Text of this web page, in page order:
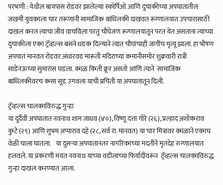
परभणी : येथील बायपास रोडवर झालेल्या स्कॉर्पिओ आणि दुचाकीच्या अपघातातील
जखमी युवकाला चार तरूणांनी सामाजिक बांधिलकी दाखवत रूग्णालयात उपचारासाठी
दाखल करत त्याचा जीव वाचविला परंतु चौघेजण रूग्णालयातून परत येत असताना त्यांच्या
दुचाकीला एका ट्रॅव्हल्स बसने धडक दिल्याने त्यात चौघांचाही जागीच मृत्यू झाला. हा भीषण
अपघात मानवत रोडवर अंधारवड मारूती मंदिराच्या कमानीसमोर शुक्रवारी रात्री
साडेनऊच्या सुमारास घडला. काळ किती क्रूर असतो आणि त्याने सामाजिक
बांधिलकीवरच कसा सूड उगवला याची प्रचिती या अपघातातून दिली.
ट्रॅव्हल्स चालकाविरुद्ध गुन्हा
या दुर्दैवी अपघातात नवनाथ शाम जाधव (४०), विष्णू दत्ता गोरे (२६), प्रल्हाद अशोकराव
कुटे (२९) आणि शुभम अप्पाराव दहे (२८, सर्व रा. मानवत) या चार मित्रांवर काळाने एकाच
वेळी घाला घातला. या दुसर्‍या अपघातानंतर नागरिकांच्या मदतीने मृतदेह रुग्णालयात
हलवले. या प्रकरणी मयत नवनाथ यांच्या वडीलांच्या फिर्यादीवरून ट्रॅव्हल्स चालकाविरुद्ध
गुन्हा दाखल करण्यात आला.